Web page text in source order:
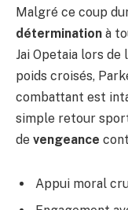
Malgré ce coup
détermination à
Jai Opetaia lors
poids croisés,
combattant est
simple retour
de vengeance
Appui moral